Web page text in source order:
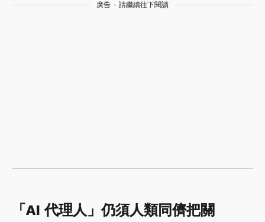
廣告 - 請繼續往下閱讀
「 AI代理人」仍須人類同儕把關